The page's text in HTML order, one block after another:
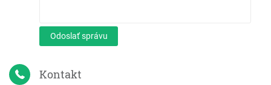
Odoslať správu
Kontakt